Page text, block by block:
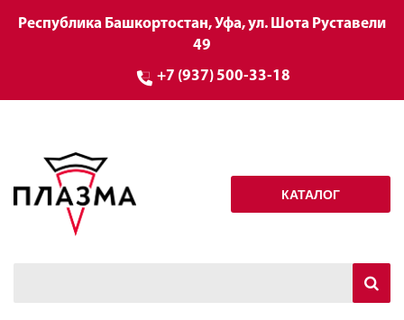
Республика Башкортостан, Уфа, ул. Шота Руставели
49
+7 (937) 500-33-18
КАТАЛОГ